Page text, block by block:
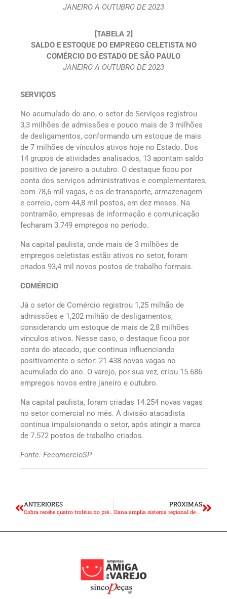
JANEIRO A OUTUBRO DE 2023
[TABELA 2]
SALDO E ESTOQUE DO EMPREGO CELETISTA NO
COMÉRCIO DO ESTADO DE SÃO PAULO
JANEIRO A OUTUBRO DE 2023
SERVIÇOS
No acumulado do ano, o setor de Serviços registrou
3,3 milhões de admissões e pouco mais de 3 milhões
de desligamentos, conformando um estoque de mais
de 7 milhões de vínculos ativos hoje no Estado. Dos
14 grupos de atividades analisados, 13 apontam saldo
positivo de janeiro a outubro. O destaque ficou por
conta dos serviços administrativos e complementares,
com 78,6 mil vagas, e os de transporte, armazenagem
e correio, com 44,8 mil postos, em dez meses. Na
contramão, empresas de informação e comunicação
fecharam 3.749 empregos no período.
Na capital paulista, onde mais de 3 milhões de
empregos celetistas estão ativos no setor, foram
criados 93,4 mil novos postos de trabalho formais.
COMÉRCIO
Já o setor de Comércio registrou 1,25 milhão de
admissões e 1,202 milhão de desligamentos,
considerando um estoque de mais de 2,8 milhões
vínculos ativos. Nesse caso, o destaque ficou por
conta do atacado, que continua influenciando
positivamente o setor: 21.438 novas vagas no
acumulado do ano. O varejo, por sua vez, criou 15.686
empregos novos entre janeiro e outubro.
Na capital paulista, foram criadas 14.254 novas vagas
no setor comercial no mês. A divisão atacadista
continua impulsionando o setor, após atingir a marca
de 7.572 postos de trabalho criados.
Fonte: FecomercioSP
ANTERIORES
Cobra recebe quatro troféus no prêmio Maiores e Melhores 2023
PRÓXIMAS
Dana amplia sistema regional de catálogos de reposição